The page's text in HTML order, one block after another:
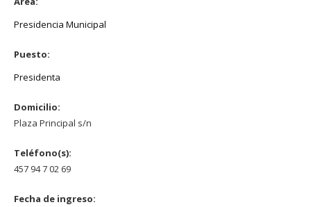
Presidencia Municipal
Puesto:
Presidenta
Domicilio:
Plaza Principal s/n
Teléfono(s):
457 94 7 02 69
Fecha de ingreso: